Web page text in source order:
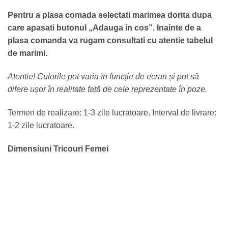
Pentru a plasa comada selectati marimea dorita dupa
care apasati butonul „Adauga in cos”. Inainte de a
plasa comanda va rugam consultati cu atentie tabelul
de marimi.
Atentie! Culorile pot varia în funcție de ecran și pot să
difere ușor în realitate față de cele reprezentate în poze.
Termen de realizare: 1-3 zile lucratoare. Interval de livrare:
1-2 zile lucratoare.
Dimensiuni Tricouri Femei